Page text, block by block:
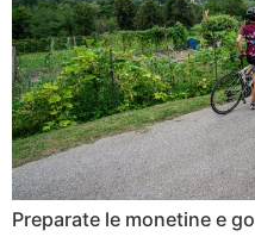
Preparate le monetine e